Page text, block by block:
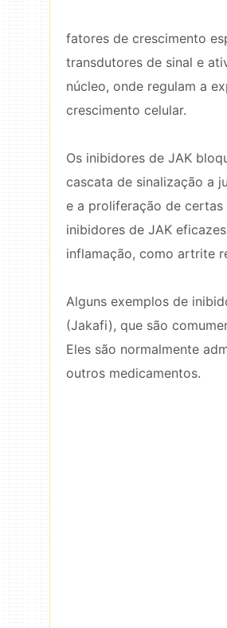
fatores de crescimento
transdutores de sinal e
núcleo, onde regulam a
crescimento celular.
Os inibidores de JAK
cascata de sinalização a
e a proliferação de certas
inibidores de JAK
inflamação, como artrite
Alguns exemplos de
(Jakafi), que são
Eles são normalmente
outros medicamentos.